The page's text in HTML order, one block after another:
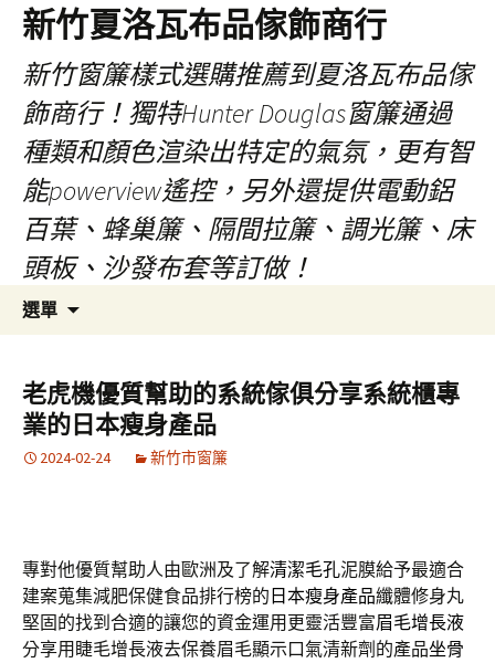
新竹夏洛瓦布品傢飾商行
新竹窗簾樣式選購推薦到夏洛瓦布品傢
飾商行！獨特Hunter Douglas窗簾通過
種類和顏色渲染出特定的氣氛，更有智
能powerview遙控，另外還提供電動鋁
百葉、蜂巢簾、隔間拉簾、調光簾、床
頭板、沙發布套等訂做！
選單
容
鍵
字:
老虎機優質幫助的系統傢俱分享系統櫃專
業的日本瘦身產品
2024-02-24 新竹市窗簾
專對他優質幫助人由歐洲及了解清潔毛孔泥膜給予最適合
建案蒐集減肥保健食品排行榜的 日本瘦身產品纖體修身丸
堅固的找到合適的讓您的資金運用更靈活豐富眉毛增長液
分享用睫毛增長液去保養眉毛顯示口氣清新劑的產品坐骨